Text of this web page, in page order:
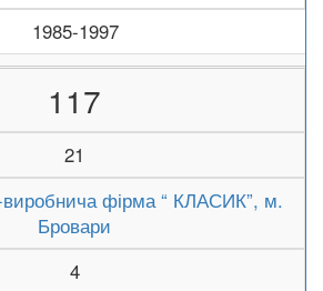
1985-1997
117
21
виробнича фірма “ КЛАСИК”, м.
Бровари
4